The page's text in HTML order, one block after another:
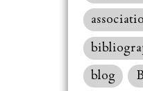
blog